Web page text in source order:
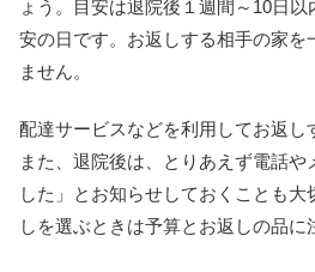
ょう。目安は退院後１週間～10日
安の日です。お返しする相手の家を
ません。
配達サービスなどを利用してお返し
また、退院後は、とりあえず電話や
した」とお知らせしておくことも大
しを選ぶときは予算とお返しの品に